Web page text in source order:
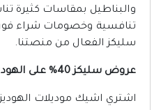
والبناطيل بمقاسات كثيرة
تنافسية وخصومات شراء
سليكز الفعال من منصتنا.
عروض سليكز 40% على الهوديز
اشتري اشيك موديلات